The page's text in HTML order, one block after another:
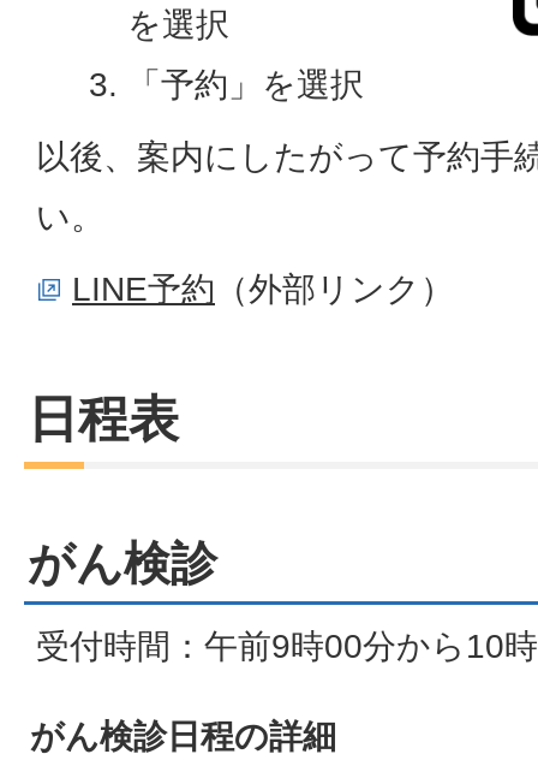
を選択
「予約」を選択
以後、案内にしたがって予約手
い。
LINE予約 （外部リンク）
日程表
がん検診
受付時間：午前9時00分から10
がん検診日程の詳細